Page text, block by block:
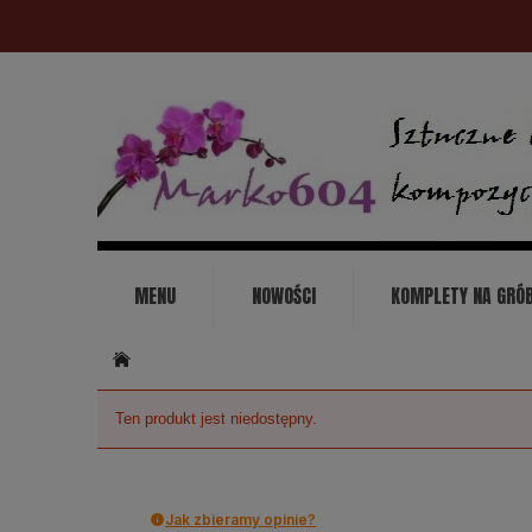
MENU NOWOŚCI KOMPLETY NA
Ten produkt jest niedostępny.
Jak zbieramy opinie?